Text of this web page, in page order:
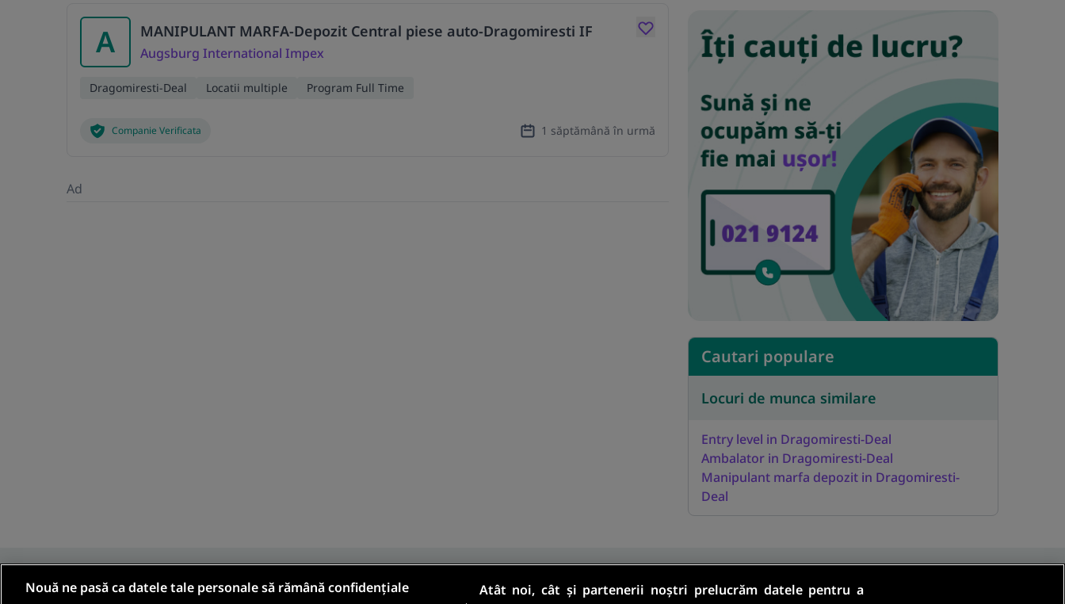
A MANIPULANT MARFA-Depozit Central piese auto-Dragomiresti IF
Augsburg International Impex
Dragomiresti-Deal Locatii multiple Program Full Time
Companie Verificata 1 săptămână în urmă
Ad
Cautari populare
Locuri de munca similare
Entry level in Dragomiresti-Deal
Ambalator in Dragomiresti-Deal
Manipulant marfa depozit in Dragomiresti-
Deal
Nouă ne pasă ca datele tale personale să rămână confidențiale
Atât noi, cât și partenerii noștri prelucrăm datele pentru a